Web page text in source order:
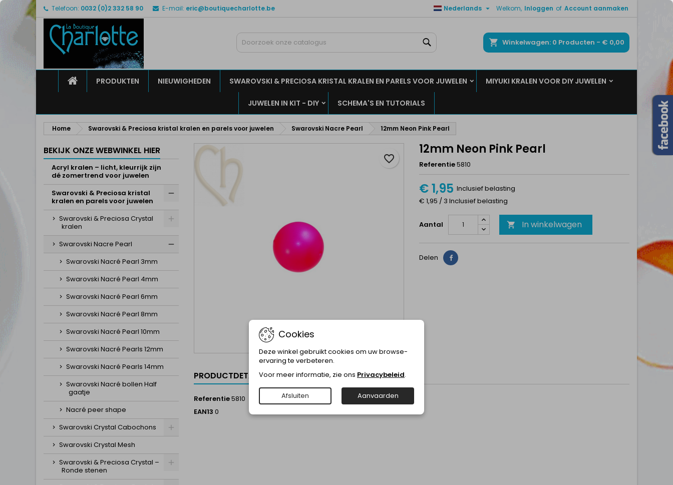
Telefoon: 0032 (0)2 332 58 90 E-mail: eric@boutiquecharlotte.be Welkom, Inloggen of Account aanmaken
Nederlands 
Winkelwagen 0 Producten - € 0,00
HOMEPRODUKTEN NIEUWIGHEDEN SWAROVSKI & PRECIOSA KRISTAL KRALEN EN PARELS VOOR JUWELEN MIYUKI KRALEN VOOR DIY JUWELEN
JUWELEN IN KIT - DIY SCHEMA'S EN TUTORIALS
Home Swarovski & Preciosa kristal kralen en parels voor juwelen Swarovski Nacre Pearl 12mm Neon Pink Pearl
BEKIJK ONZE WEBWINKEL HIER
Acryl kralen – licht, kleurrijk zijn
dé zomertrend voor juwelen
Swarovski & Preciosa kristal
kralen en parels voor juwelen
Swarovski & Preciosa Crystal
kralen
Swarovski Nacre Pearl
Swarovski Nacré Pearl 3mm
Swarovski Nacré Pearl 4mm
Swarovski Nacré Pearl 6mm
Swarovski Nacré Pearl 8mm
Swarovski Nacré Pearl 10mm
Swarovski Nacré Pearls 12mm
Swarovski Nacré Pearls 14mm
Swarovski Nacré bollen Half
gaatje
Nacré peer shape
Swarovski Crystal Cabochons
Swarovski Crystal Mesh
Swarovski & Preciosa Crystal –
Ronde stenen
12mm Neon Pink Pearl
Referentie5810
€ 1,95 Inclusief belasting
€ 1,95 / 3 Inclusief belasting
Aantal  In winkelwagen
favorite_border
Delen Delen
PRODUCTDETAILS
Referentie5810
EAN13 0
Mijn verlanglijsten
Maak een lijst
Maak een verlanglijst
Inloggen
U moet ingelogd zijn om producten in uw verlanglijst op te slaan.
Annuleren Inloggen
Cookies
Deze winkel gebruikt cookies om uw browse-
ervaring te verbeteren.
Voor meer informatie, zie ons Privacybeleid.
Afsluiten Aanvaarden